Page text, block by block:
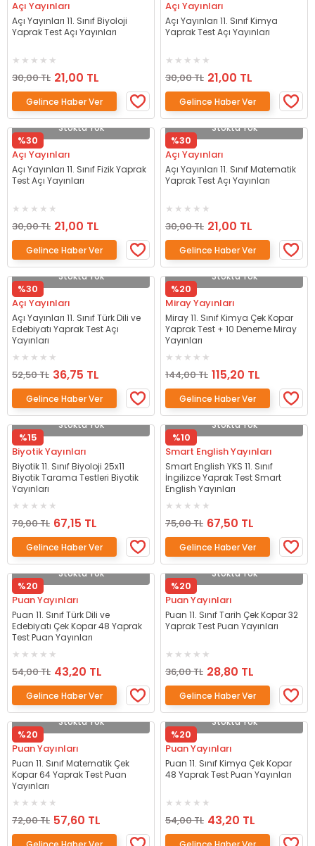
Açı Yayınları
Açı Yayınları 11. Sınıf Biyoloji
Yaprak Test Açı Yayınları
30,00 TL 21,00 TL
Gelince Haber Ver
Açı Yayınları
Açı Yayınları 11. Sınıf Kimya
Yaprak Test Açı Yayınları
30,00 TL 21,00 TL
Gelince Haber Ver
Stokta Yok
%30
Açı Yayınları
Açı Yayınları 11. Sınıf Fizik Yaprak
Test Açı Yayınları
30,00 TL 21,00 TL
Gelince Haber Ver
Stokta Yok
%30
Açı Yayınları
Açı Yayınları 11. Sınıf Matematik
Yaprak Test Açı Yayınları
30,00 TL 21,00 TL
Gelince Haber Ver
Stokta Yok
%30
Açı Yayınları
Açı Yayınları 11. Sınıf Türk Dili ve
Edebiyatı Yaprak Test Açı
Yayınları
52,50 TL 36,75 TL
Gelince Haber Ver
Stokta Yok
%20
Miray Yayınları
Miray 11. Sınıf Kimya Çek Kopar
Yaprak Test + 10 Deneme Miray
Yayınları
144,00 TL 115,20 TL
Gelince Haber Ver
Stokta Yok
%15
Biyotik Yayınları
Biyotik 11. Sınıf Biyoloji 25x11
Biyotik Tarama Testleri Biyotik
Yayınları
79,00 TL 67,15 TL
Gelince Haber Ver
Stokta Yok
%10
Smart English Yayınları
Smart English YKS 11. Sınıf
İngilizce Yaprak Test Smart
English Yayınları
75,00 TL 67,50 TL
Gelince Haber Ver
Stokta Yok
%20
Puan Yayınları
Puan 11. Sınıf Türk Dili ve
Edebiyatı Çek Kopar 48 Yaprak
Test Puan Yayınları
54,00 TL 43,20 TL
Gelince Haber Ver
Stokta Yok
%20
Puan Yayınları
Puan 11. Sınıf Tarih Çek Kopar 32
Yaprak Test Puan Yayınları
36,00 TL 28,80 TL
Gelince Haber Ver
Stokta Yok
%20
Puan Yayınları
Puan 11. Sınıf Matematik Çek
Kopar 64 Yaprak Test Puan
Yayınları
72,00 TL 57,60 TL
Stokta Yok
%20
Puan Yayınları
Puan 11. Sınıf Kimya Çek Kopar
48 Yaprak Test Puan Yayınları
54,00 TL 43,20 TL